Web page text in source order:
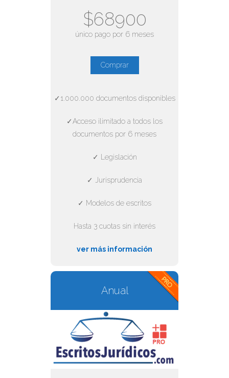
$68900
único pago por 6 meses
Comprar
✓1.000.000 documentos disponibles
✓Acceso ilimitado a todos los
documentos por 6 meses
✓ Legislación
✓ Jurisprudencia
✓ Modelos de escritos
Hasta 3 cuotas sin interés
ver más información
Anual